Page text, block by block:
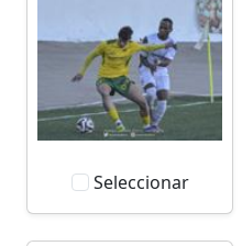
Seleccionar